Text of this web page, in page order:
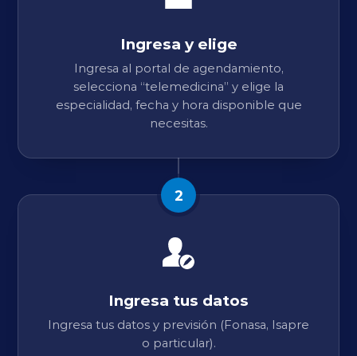
Ingresa y elige
Ingresa al portal de agendamiento,
selecciona “telemedicina” y elige la
especialidad, fecha y hora disponible que
necesitas.
2
Ingresa tus datos
Ingresa tus datos y previsión (Fonasa, Isapre
o particular).